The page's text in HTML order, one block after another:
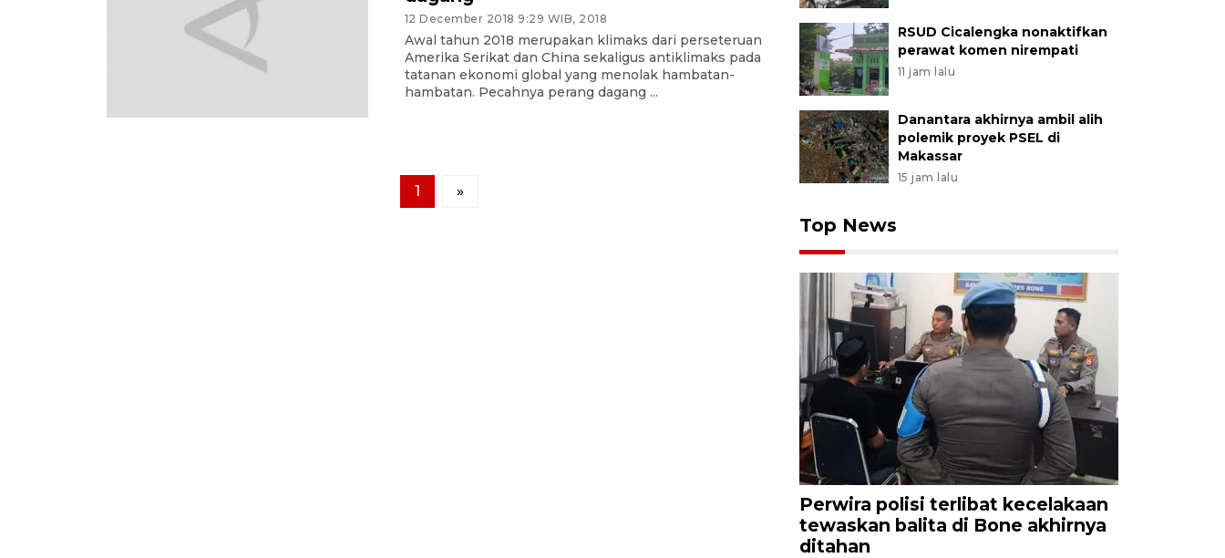
12 December 2018 9:29 WIB, 2018
Awal tahun 2018 merupakan klimaks dari perseteruan
Amerika Serikat dan China sekaligus antiklimaks pada
tatanan ekonomi global yang menolak hambatan-
hambatan. Pecahnya perang dagang ...
1 »
RSUD Cicalengka nonaktifkan
perawat komen nirempati
11 jam lalu
Danantara akhirnya ambil alih
polemik proyek PSEL di
Makassar
15 jam lalu
Top News
Perwira polisi terlibat kecelakaan
tewaskan balita di Bone akhirnya
ditahan